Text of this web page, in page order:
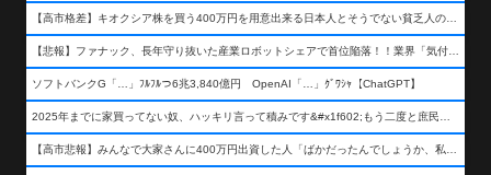
【高市格差】キオクシア株を買う400万円を用意出来る日本人とそうでない貧乏人の差が超広まるって事よ
【悲報】ファナック、長年守り抜いた産業ロボットシェアで首位陥落！！業界「気付いたら一気に抜かれていた…」
ソフトバンクG「…」ﾌﾙﾌﾙつ6兆3,840億円 OpenAI「…」ｸﾞﾜｼｬ【ChatGPT】
2025年までに家買ってない奴、ハッキリ言って積みです&#x1f602;もう二度と庶民が買える値段になりません&#x1f602;&#x1f602;&#x1f602;
【高市悲報】みんなで大家さんに400万円出資した人「ばかだったんでしょうか、私は&#x1f622;」